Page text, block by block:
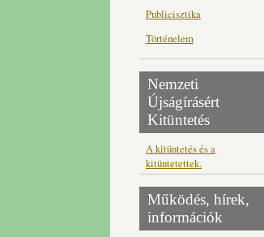
Publicisztika
Történelem
Nemzeti
Újságírásért
Kitüntetés
A kitüntetés és a
kitüntetettek.
Működés, hírek,
információk